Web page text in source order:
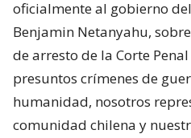
oficialmente al gobierno
Benjamin Netanyahu,
de arresto de la Corte
presuntos crímenes de
humanidad, nosotros
comunidad chilena y